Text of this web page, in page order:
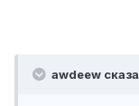
awdeew